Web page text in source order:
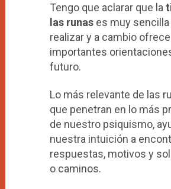
Tengo que aclarar que la
las runas es muy sencilla
realizar y a cambio ofrece
importantes
futuro.
Lo más relevante de las
que penetran en lo más
de nuestro psiquismo,
nuestra intuición a
respuestas, motivos y
o caminos.